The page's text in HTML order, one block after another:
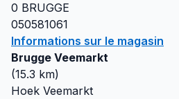
0 BRUGGE
050581061
Informations sur le magasin
Brugge Veemarkt
(15.3 km)
Hoek Veemarkt